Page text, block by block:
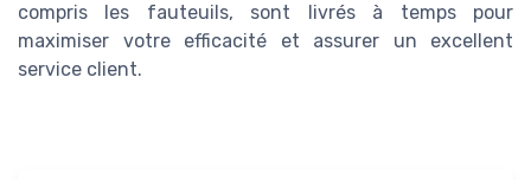
compris les fauteuils, sont livrés à temps pour
maximiser votre efficacité et assurer un excellent
service client.